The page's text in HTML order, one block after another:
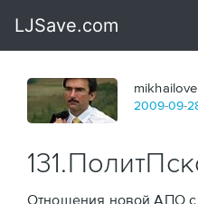
2009-09-
Отношения новой АПО с